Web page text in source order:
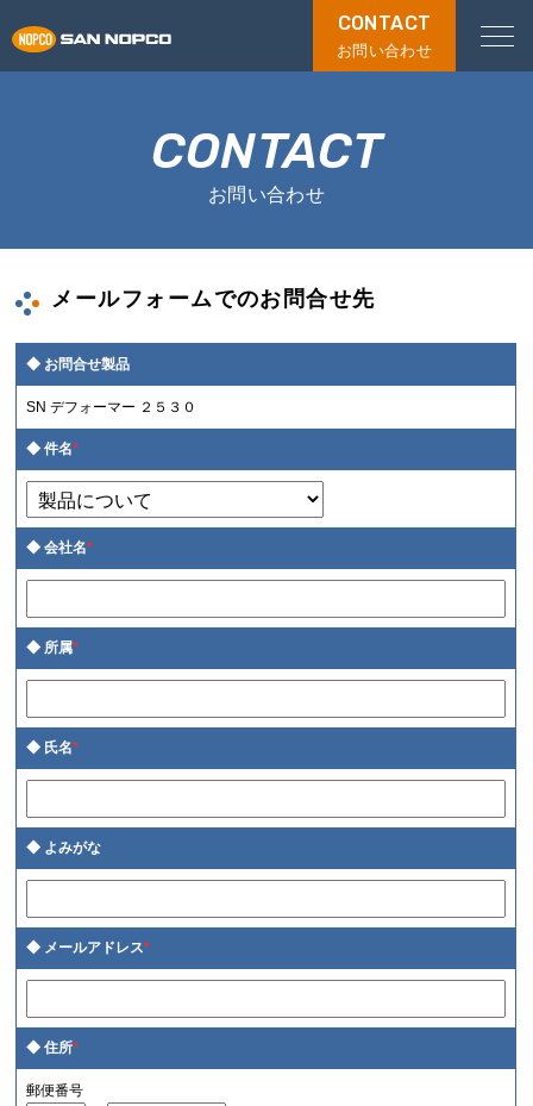
CONTACT
お問い合わせ
CONTACT
お問い合わせ
メールフォームでのお問合せ先
お問合せ製品
SN デフォーマー ２５３０
件名*
会社名*
所属*
氏名*
よみがな
メールアドレス*
住所*
郵便番号